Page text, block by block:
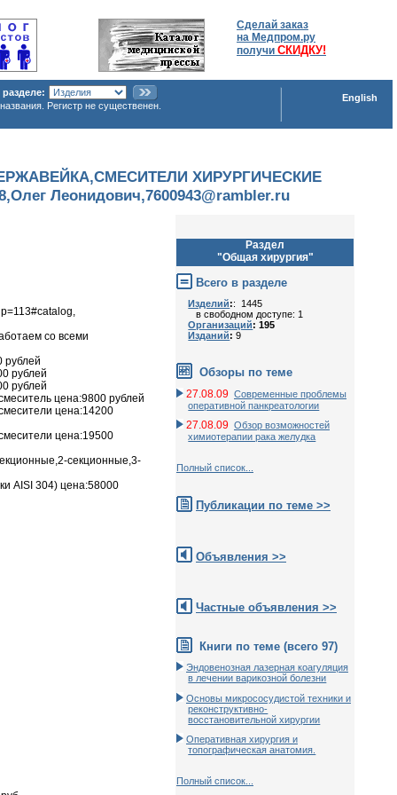
Сделай заказ
на Медпром.ру
получи СКИДКУ!
разделе:
Регистр не существенен.
English
ХИРУРГИЧЕСКИЕ
Леонидович,7600943@rambler.ru
со всеми
рублей
рублей
рублей
цена:9800 рублей
цена:14200
цена:19500
секционные,3-
AISI 304) цена:58000
Раздел
"Общая хирургия"
Всего в разделе
Изделий:: 1445
в свободном доступе: 1
Организаций: 195
Изданий: 9
Обзоры по теме
27.08.09 Современные проблемы
оперативной панкреатологии
27.08.09 Обзор возможностей
химиотерапии рака желудка
Полный список...
Публикации по теме >>
Объявления >>
Частные объявления >>
Книги по теме (всего 97)
Эндовенозная лазерная коагуляция
в лечении варикозной болезни
Основы микрососудистой техники и
реконструктивно-
воcстановительной хирургии
Оперативная хирургия и
топографическая анатомия.
Полный список...